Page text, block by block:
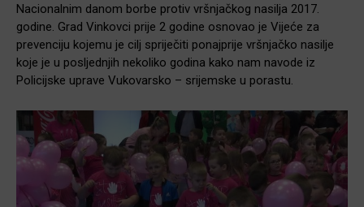
Nacionalnim danom borbe protiv vršnjačkog nasilja 2017.
godine. Grad Vinkovci prije 2 godine osnovao je Vijeće za
prevenciju kojemu je cilj spriječiti ponajprije vršnjačko nasilje
koje je u posljednjih nekoliko godina kako nam navode iz
Policijske uprave Vukovarsko – srijemske u porastu.